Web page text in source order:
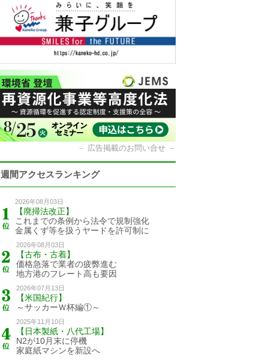
－ 広告掲載のお問い合せ－
週間アクセスランキング
2026年08月03日
【廃掃法改正】
これまでの条例から法令で規制強化
金属くず等を扱うヤードを許可制に
2026年08月03日
【古布・古着】
価格急落で業者の疲弊進む
地方港のフレート高も要因
2026年07月13日
【米国紀行】
～サッカーＷ杯編①～
2025年11月10日
【日本製紙・八代工場】
N2が10月末に停機
家庭紙マシンを新設へ